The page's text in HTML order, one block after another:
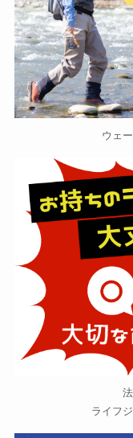
ウェ
ライフ